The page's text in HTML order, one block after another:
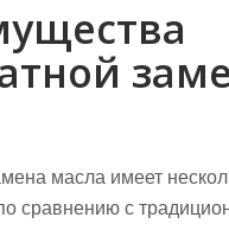
масла имеет
сравнению с